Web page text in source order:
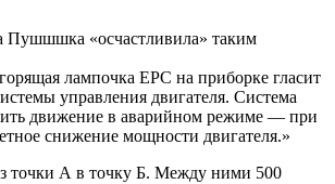
Пушшшка «осчастливила» таким
лампочка EPC на приборке гласит
управления двигателя. Система
движение в аварийном режиме — при
снижение мощности двигателя.»
точки А в точку Б. Между ними 500